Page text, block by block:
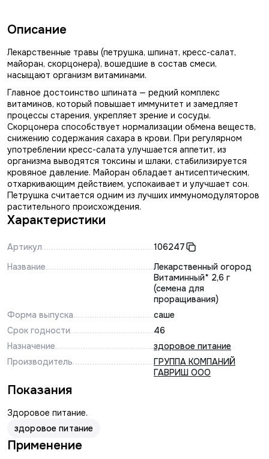
Описание
Лекарственные травы (петрушка, шпинат, кресс-салат,
майоран, скорцонера), вошедшие в состав смеси,
насыщают организм витаминами.
Главное достоинство шпината — редкий комплекс
витаминов, который повышает иммунитет и замедляет
процессы старения, укрепляет зрение и сосуды.
Скорцонера способствует нормализации обмена веществ,
снижению содержания сахара в крови. При регулярном
употреблении кресс-салата улучшается аппетит, из
организма выводятся токсины и шлаки, стабилизируется
кровяное давление. Майоран обладает антисептическим,
отхаркивающим действием, успокаивает и улучшает сон.
Петрушка считается одним из лучших иммуномодуляторов
растительного происхождения.
Характеристики
Артикул
106247
Название
Лекарственный огород
Витаминный* 2,6 г
(семена для
проращивания)
Форма выпуска
саше
Срок годности
46
Назначение
здоровое питание
Производитель
ГРУППА КОМПАНИЙ
ГАВРИШ ООО
Показания
Здоровое питание.
здоровое питание
Применение